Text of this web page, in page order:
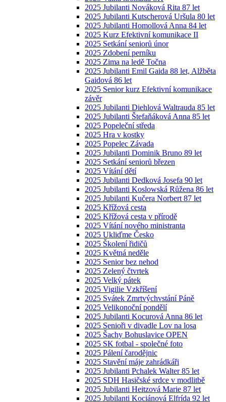
2025 Jubilanti Nováková Rita 87 let
2025 Jubilanti Kutscherová Uršula 80 let
2025 Jubilanti Homollová Anna 84 let
2025 Kurz Efektivní komunikace II
2025 Setkání seniorů únor
2025 Zdobení perníku
2025 Zima na ledě Točna
2025 Jubilanti Emil Gaida 88 let, Alžběta
Gaidová 86 let
2025 Senior kurz Efektivní komunikace
závěr
2025 Jubilanti Diehlová Waltrauda 85 let
2025 Jubilanti Štefaňáková Anna 85 let
2025 Popeleční středa
2025 Hra v kostky
2025 Popelec Závada
2025 Jubilanti Dominik Bruno 89 let
2025 Setkání seniorů březen
2025 Vítání dětí
2025 Jubilanti Dedková Josefa 90 let
2025 Jubilanti Koslowská Růžena 86 let
2025 Jubilanti Kučera Norbert 87 let
2025 Křížová cesta
2025 Křížová cesta v přírodě
2025 Vítání nového ministranta
2025 Ukliďme Česko
2025 Školení řidičů
2025 Květná neděle
2025 Senior bez nehod
2025 Zelený čtvrtek
2025 Velký pátek
2025 Vigilie Vzkříšení
2025 Svátek Zmrtvýchvstání Páně
2025 Velikonoční pondělí
2025 Jubilanti Kocurová Anna 86 let
2025 Senioři v divadle Lov na losa
2025 Šachy Bohuslavice OPEN
2025 SK fotbal - společné foto
2025 Pálení čarodějnic
2025 Stavění máje zahrádkáři
2025 Jubilanti Pchalek Walter 85 let
2025 SDH Hasičské srdce v modlitbě
2025 Jubilanti Heitzová Marie 87 let
2025 Jubilanti Kociánová Elfrída 92 let